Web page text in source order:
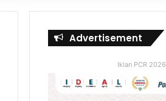
Advertisement
Iklan PCR 2026